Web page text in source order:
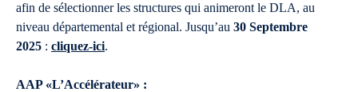
afin de sélectionner les structures qui animeront le DLA, au
niveau départemental et régional. Jusqu’au 30 Septembre
2025 : cliquez-ici.
AAP «L’Accélérateur» :